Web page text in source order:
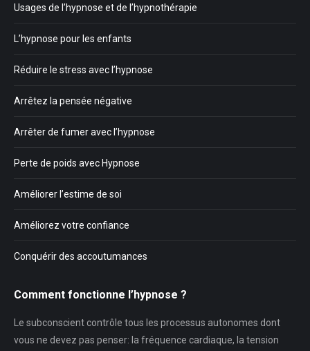
Usages de l’hypnose et de l’hypnothérapie
L’hypnose pour les enfants
Réduire le stress avec l’hypnose
Arrêtez la pensée négative
Arrêter de fumer avec l’hypnose
Perte de poids avec Hypnose
Améliorer l’estime de soi
Améliorez votre confiance
Conquérir des accoutumances
Comment fonctionne l’hypnose ?
Le subconscient contrôle tous les processus autonomes dont
vous ne devez pas penser: la fréquence cardiaque, la tension